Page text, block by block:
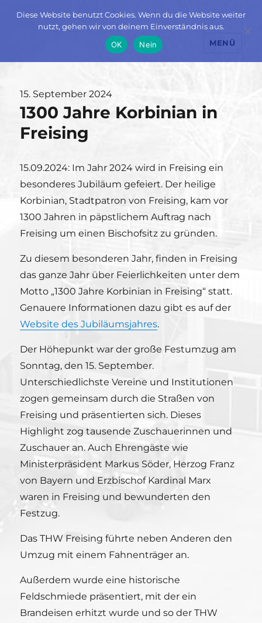
MENÜ
Veröffentlicht
am
15. September 2024
1300 Jahre Korbinian in
Freising
15.09.2024: Im Jahr 2024 wird in Freising ein
besonderes Jubiläum gefeiert. Der heilige
Korbinian, Stadtpatron von Freising, kam vor
1300 Jahren in päpstlichem Auftrag nach
Freising um einen Bischofsitz zu gründen.
Zu diesem besonderen Jahr, finden in Freising
das ganze Jahr über Feierlichkeiten unter dem
Motto „1300 Jahre Korbinian in Freising“ statt.
Genauere Informationen dazu gibt es auf der
Website des Jubiläumsjahres.
Der Höhepunkt war der große Festumzug am
Sonntag, den 15. September.
Unterschiedlichste Vereine und Institutionen
zogen gemeinsam durch die Straßen von
Freising und präsentierten sich. Dieses
Highlight zog tausende Zuschauerinnen und
Zuschauer an. Auch Ehrengäste wie
Ministerpräsident Markus Söder, Herzog Franz
von Bayern und Erzbischof Kardinal Marx
waren in Freising und bewunderten den
Festzug.
Das THW Freising führte neben Anderen den
Umzug mit einem Fahnenträger an.
Außerdem wurde eine historische
Feldschmiede präsentiert, mit der ein
Brandeisen erhitzt wurde und so der THW
Diese Website benutzt Cookies. Wenn du die Website weiter
nutzt, gehen wir von deinem Einverständnis aus.
OK
Nein